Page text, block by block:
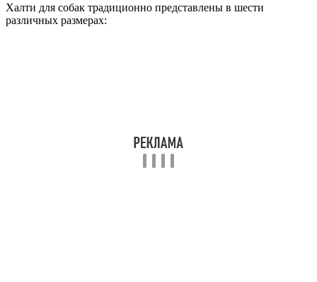
Халти для собак традиционно представлены в шести
различных размерах: